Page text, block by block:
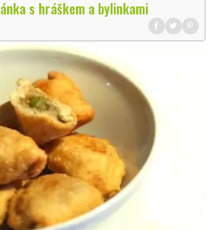
s hráškem a bylinkami